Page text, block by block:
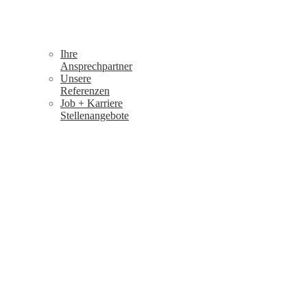
Ihre
Ansprechpartner
Unsere
Referenzen
Job + Karriere
Stellenangebote